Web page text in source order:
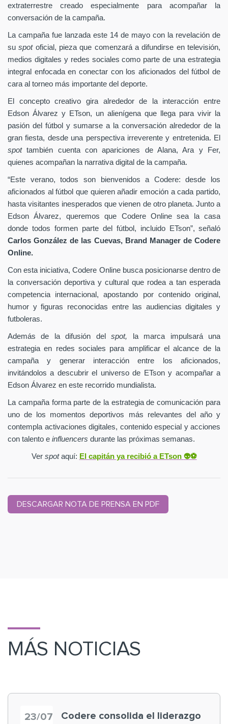
extraterrestre creado especialmente para acompañar la
conversación de la campaña.
La campaña fue lanzada este 14 de mayo con la revelación de
suspot oficial, pieza que comenzará a difundirse en televisión,
medios digitales y redes sociales como parte de una estrategia
integral enfocada en conectar con los aficionados del fútbol de
cara al torneo más importante del deporte.
El concepto creativo gira alrededor de la interacción entre
Edson Álvarez y ETson, un alienígena que llega para vivir la
pasión del fútbol y sumarse a la conversación alrededor de la
gran fiesta, desde una perspectiva irreverente y entretenida. El
spottambién cuenta con apariciones de Alana, Ara y Fer,
quienes acompañan la narrativa digital de la campaña.
“Este verano, todos son bienvenidos a Codere: desde los
aficionados al fútbol que quieren añadir emoción a cada partido,
hasta visitantes inesperados que vienen de otro planeta. Junto a
Edson Álvarez, queremos que Codere Online sea la casa
donde todos formen parte del fútbol, incluido ETson”, señaló
Carlos González de las Cuevas, Brand Manager de Codere
Online.
Con esta iniciativa, Codere Online busca posicionarse dentro de
la conversación deportiva y cultural que rodea a tan esperada
competencia internacional, apostando por contenido original,
humor y figuras reconocidas entre las audiencias digitales y
futboleras.
Además de la difusión delspot,
la marca impulsará una
estrategia en redes sociales para amplificar el alcance de la
campaña y generar interacción entre los aficionados,
invitándolos a descubrir el universo de ETson y acompañar a
Edson Álvarez en este recorrido mundialista.
La campaña forma parte de la estrategia de comunicación para
uno de los momentos deportivos más relevantes del año y
contempla activaciones digitales, contenido especial y acciones
con talento e influencers durante las próximas semanas.
Ver spotaquí: El capitán ya recibió a ETson 👽⚽️
DESCARGAR NOTA DE PRENSA EN PDF
MÁS NOTICIAS
23/07
Codere consolida el liderazgo